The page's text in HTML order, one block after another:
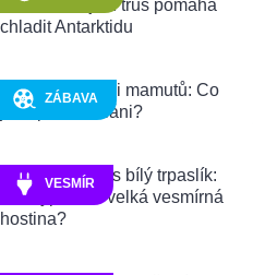
ZÁBAVA
VESMÍR